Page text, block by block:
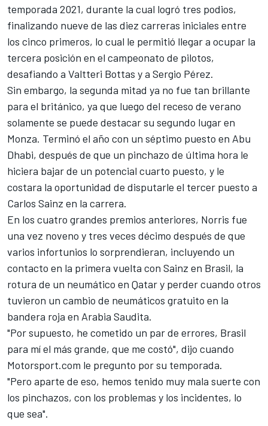
temporada 2021, durante la cual logró tres podios,
finalizando nueve de las diez carreras iniciales entre
los cinco primeros, lo cual le permitió llegar a ocupar la
tercera posición en el campeonato de pilotos,
desafiando a Valtteri Bottas y a Sergio Pérez.
Sin embargo, la segunda mitad ya no fue tan brillante
para el británico, ya que luego del receso de verano
solamente se puede destacar su segundo lugar en
Monza. Terminó el año con un séptimo puesto en Abu
Dhabi, después de que un pinchazo de última hora le
hiciera bajar de un potencial cuarto puesto, y le
costara la oportunidad de disputarle el tercer puesto a
Carlos Sainz en la carrera.
En los cuatro grandes premios anteriores, Norris fue
una vez noveno y tres veces décimo después de que
varios infortunios lo sorprendieran, incluyendo un
contacto en la primera vuelta con Sainz en Brasil, la
rotura de un neumático en Qatar y perder cuando otros
tuvieron un cambio de neumáticos gratuito en la
bandera roja en Arabia Saudita.
"Por supuesto, he cometido un par de errores, Brasil
para mí el más grande, que me costó", dijo cuando
Motorsport.com le pregunto por su temporada.
"Pero aparte de eso, hemos tenido muy mala suerte con
los pinchazos, con los problemas y los incidentes, lo
que sea".